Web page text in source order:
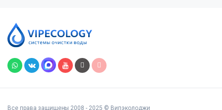
Все права защищены 2008 - 2025 © Випэколоджи